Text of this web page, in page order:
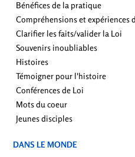
Bénéfices de la pratique
Compréhensions et
Clarifier les faits/valider la Loi
Souvenirs inoubliables
Histoires
Témoigner pour l'histoire
Conférences de Loi
Mots du coeur
Jeunes disciples
DANS LE MONDE